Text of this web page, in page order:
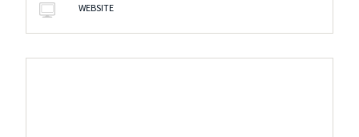
WEBSITE